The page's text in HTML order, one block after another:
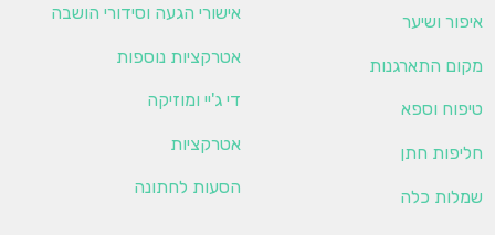
איפור ושיער
מקום התארגנות
טיפוח וספא
חליפות חתן
שמלות כלה
אישורי הגעה וסידורי הושבה
אטרקציות נוספות
די ג'יי ומוזיקה
אטרקציות
הסעות לחתונה